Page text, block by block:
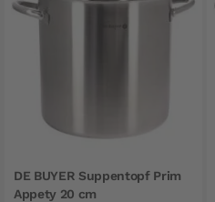
DE BUYER Suppentopf Prim
Appety 20 cm